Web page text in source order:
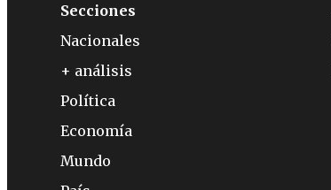
Secciones
Nacionales
+ análisis
Política
Economía
Mundo